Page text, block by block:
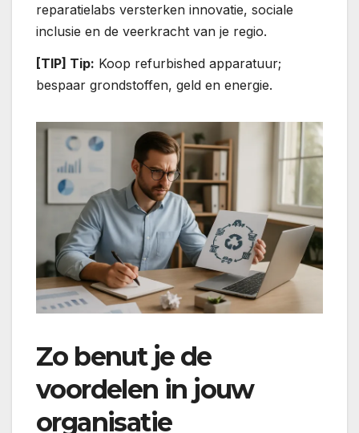
reparatielabs versterken innovatie, sociale
inclusie en de veerkracht van je regio.
[TIP] Tip: Koop refurbished apparatuur;
bespaar grondstoffen, geld en energie.
Zo benut je de
voordelen in jouw
organisatie